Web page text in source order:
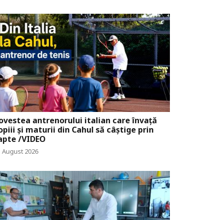
antrenorului italian care învață
și maturii din Cahul să câștige prin
/VIDEO
August 2026